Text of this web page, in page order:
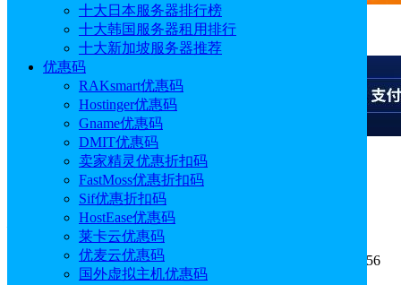
十大日本服务器排行榜
十大韩国服务器租用排行
十大新加坡服务器推荐
优惠码
RAKsmart优惠码
Hostinger优惠码
Gname优惠码
DMIT优惠码
卖家精灵优惠折扣码
FastMoss优惠折扣码
Sif优惠折扣码
HostEase优惠码
莱卡云优惠码
优麦云优惠码
国外虚拟主机优惠码
免费域名解析网站有哪些
作者: Alisa 分类:常见问题
发布时间: 2025.04.09 17:22:56
更新于: 2025.04.17 11:14:48